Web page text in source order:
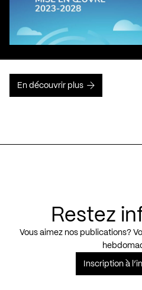
En découvrir plus
Restez
Vous aimez nos publications?
Inscription à